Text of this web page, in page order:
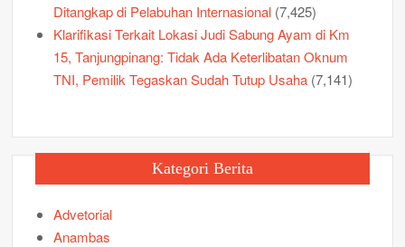
Ditangkap di Pelabuhan Internasional (7,425)
Klarifikasi Terkait Lokasi Judi Sabung Ayam di Km
15, Tanjungpinang: Tidak Ada Keterlibatan Oknum
TNI, Pemilik Tegaskan Sudah Tutup Usaha (7,141)
Kategori Berita
Advetorial
Anambas